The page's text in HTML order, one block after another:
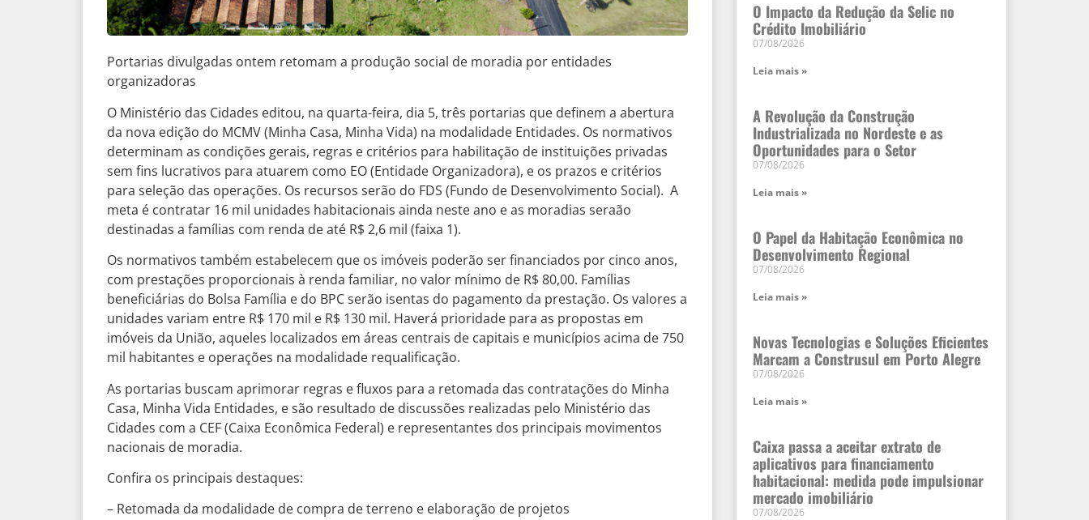
Portarias divulgadas ontem retomam a produção social de moradia por entidades
organizadoras
O Ministério das Cidades editou, na quarta-feira, dia 5, três portarias que definem a abertura
da nova edição do MCMV (Minha Casa, Minha Vida) na modalidade Entidades. Os normativos
determinam as condições gerais, regras e critérios para habilitação de instituições privadas
sem fins lucrativos para atuarem como EO (Entidade Organizadora), e os prazos e critérios
para seleção das operações. Os recursos serão do FDS (Fundo de Desenvolvimento Social). A
meta é contratar 16 mil unidades habitacionais ainda neste ano e as moradias seraão
destinadas a famílias com renda de até R$ 2,6 mil (faixa 1).
Os normativos também estabelecem que os imóveis poderão ser financiados por cinco anos,
com prestações proporcionais à renda familiar, no valor mínimo de R$ 80,00. Famílias
beneficiárias do Bolsa Família e do BPC serão isentas do pagamento da prestação. Os valores a
unidades variam entre R$ 170 mil e R$ 130 mil. Haverá prioridade para as propostas em
imóveis da União, aqueles localizados em áreas centrais de capitais e municípios acima de 750
mil habitantes e operações na modalidade requalificação.
As portarias buscam aprimorar regras e fluxos para a retomada das contratações do Minha
Casa, Minha Vida Entidades, e são resultado de discussões realizadas pelo Ministério das
Cidades com a CEF (Caixa Econômica Federal) e representantes dos principais movimentos
nacionais de moradia.
Confira os principais destaques:
– Retomada da modalidade de compra de terreno e elaboração de projetos
O Impacto da Redução da Selic no
Crédito Imobiliário
07/08/2026
Leia mais »
A Revolução da Construção
Industrializada no Nordeste e as
Oportunidades para o Setor
07/08/2026
Leia mais »
O Papel da Habitação Econômica no
Desenvolvimento Regional
07/08/2026
Leia mais »
Novas Tecnologias e Soluções Eficientes
Marcam a Construsul em Porto Alegre
07/08/2026
Leia mais »
Caixa passa a aceitar extrato de
aplicativos para financiamento
habitacional: medida pode impulsionar
mercado imobiliário
07/08/2026